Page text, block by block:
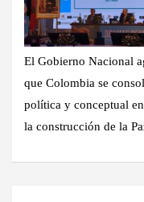
El Gobierno Nacional
que Colombia se
política y conceptual
la construcción de la